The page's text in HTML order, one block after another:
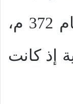
يقبل نعمة الأسقفية عام 372 م،
إذ كانت